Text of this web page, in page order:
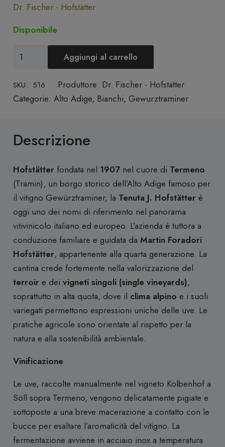
Dr. Fischer - Hofstätter
Disponibile
Alto
Doc
Gewürztraminer
-
quantità
Aggiungi al carrello
SKU: 516 Produttore: Dr. Fischer - Hofstätter
Categorie: Alto Adige, Bianchi, Gewurztraminer
Descrizione
Hofstätterfondata nel 1907nel cuore di Termeno
(Tramin), un borgo storico dell’Alto Adige famoso per
il vitigno Gewürztraminer, la Tenuta J. Hofstätterè
oggi uno dei nomi di riferimento nel panorama
vitivinicolo italiano ed europeo. L’azienda è tuttora a
conduzione familiare e guidata da Martin Foradori
Hofstätter, appartenente alla quarta generazione. La
cantina crede fortemente nella valorizzazione del
terroire dei vigneti singoli (single vineyards),
soprattutto in alta quota, dove il clima alpino e i suoli
variegati permettono espressioni uniche delle uve. Le
pratiche agricole sono orientate al rispetto per la
natura e alla sostenibilità ambientale.
Vinificazione
Le uve, raccolte manualmente nel vigneto Kolbenhof a
Söll sopra Termeno, vengono delicatamente pigiate e
sottoposte a una breve macerazione a contatto con le
bucce per esaltare l’aromaticità del vitigno. La
fermentazione avviene in acciaio inox a temperatura